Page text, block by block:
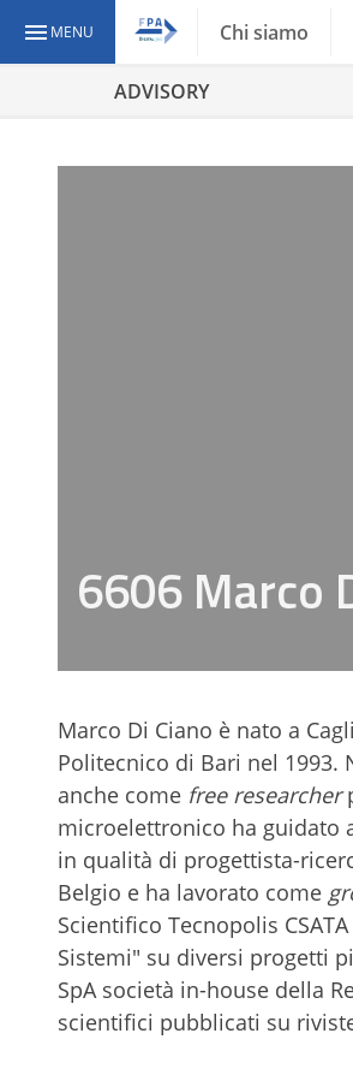
MENU Chi siamo
ADVISORY
6606 Marco
Marco Di Ciano è nato a
Politecnico di Bari nel 1993.
anche come free researcher
microelettronico ha guidato
in qualità di progettista-
Belgio e ha lavorato come
Scientifico Tecnopolis
Sistemi" su diversi progetti
SpA società in-house della
scientifici pubblicati su